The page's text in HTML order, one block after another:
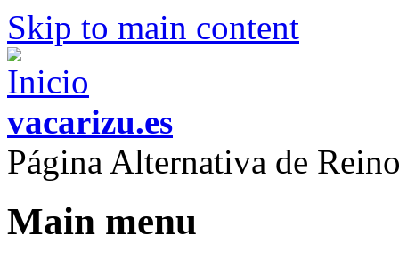
Skip to main content
vacarizu.es
Página Alternativa de
Main menu